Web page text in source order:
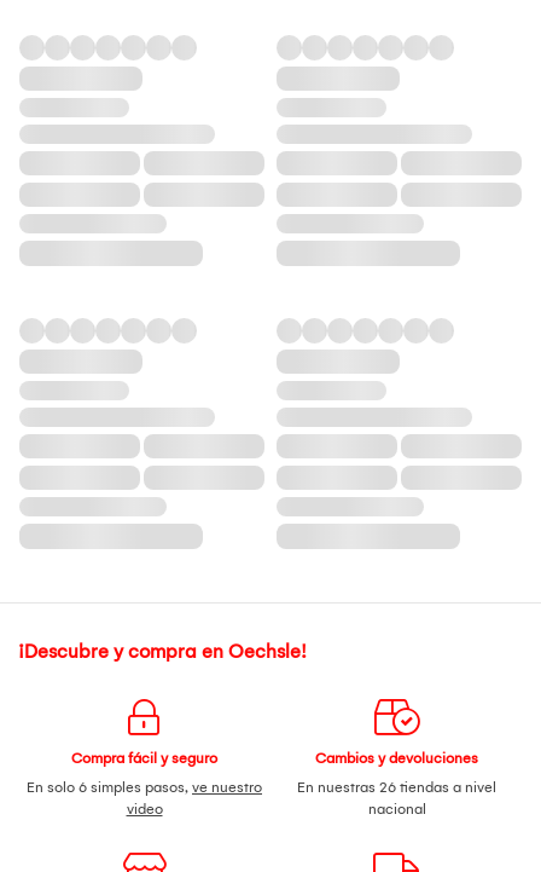
¡Descubre y compra en Oechsle!
Compra fácil y seguro
En solo 6 simples pasos, ve nuestro
video
Cambios y devoluciones
En nuestras 26 tiendas a nivel
nacional